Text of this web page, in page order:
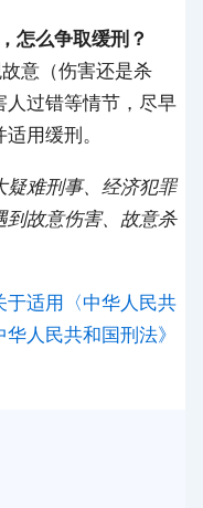
怎么争取缓刑？
意（伤害还是杀
人过错等情节，尽早
用缓刑。
疑难刑事、经济犯罪
到故意伤害、故意杀
于适用〈中华人民共
华人民共和国刑法》